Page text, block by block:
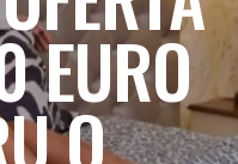
EURO
O